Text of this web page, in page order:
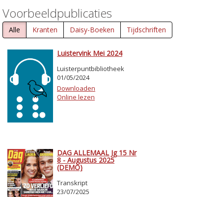
Voorbeeldpublicaties
Alle Kranten Daisy-Boeken Tijdschriften
Luistervink Mei 2024
Luisterpuntbibliotheek
01/05/2024
Downloaden
Online lezen
DAG ALLEMAAL Jg 15 Nr
8 - Augustus 2025
(DEMO)
Transkript
23/07/2025